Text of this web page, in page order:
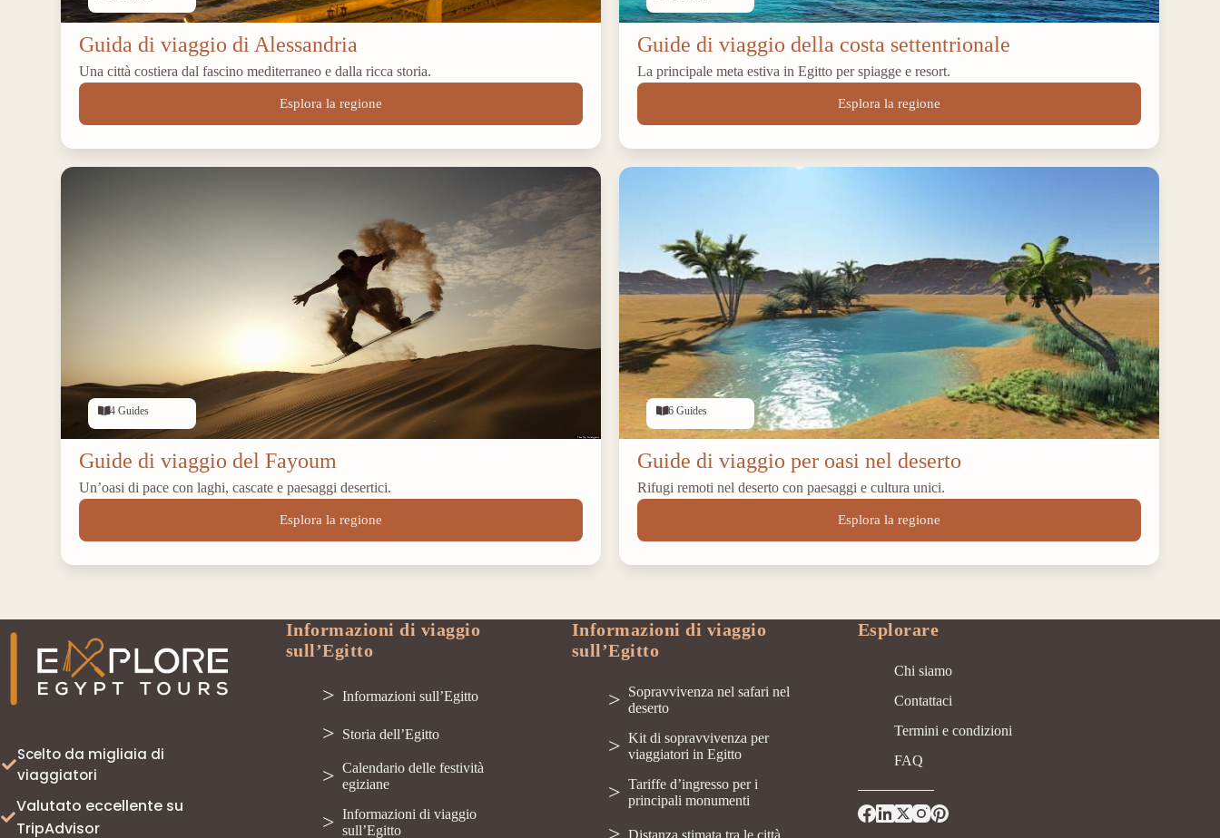
Guida di viaggio di Alessandria
Una città costiera dal fascino mediterraneo e dalla ricca storia.
Esplora la regione
Guide di viaggio della costa settentrionale
La principale meta estiva in Egitto per spiagge e resort.
Esplora la regione
4 Guides
Guide di viaggio del Fayoum
Un’oasi di pace con laghi, cascate e paesaggi desertici.
Esplora la regione
6 Guides
Guide di viaggio per oasi nel deserto
Rifugi remoti nel deserto con paesaggi e cultura unici.
Esplora la regione
Scelto da migliaia di
viaggiatori
Valutato eccellente su
TripAdvisor
Informazioni di viaggio
sull’Egitto
Informazioni sull’Egitto
Storia dell’Egitto
Calendario delle festività
egiziane
Informazioni di viaggio
sull’Egitto
Informazioni di viaggio
sull’Egitto
Sopravvivenza nel safari nel
deserto
Kit di sopravvivenza per
viaggiatori in Egitto
Tariffe d’ingresso per i
principali monumenti
Distanza stimata tra le città
Esplorare
Chi siamo
Contattaci
Termini e condizioni
FAQ